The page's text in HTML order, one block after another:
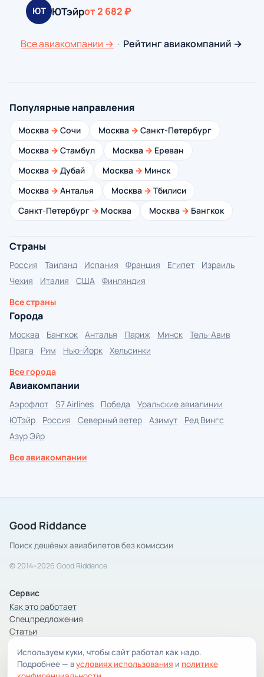
ЮТ ЮТэйрот 2 682 ₽
Все авиакомпании → · Рейтинг авиакомпаний →
Популярные направления
Москва → Сочи Москва → Санкт-Петербург
Москва → Стамбул Москва → Ереван
Москва → Дубай Москва → Минск
Москва → Анталья Москва → Тбилиси
Санкт-Петербург → Москва Москва → Бангкок
Страны
Россия Таиланд Испания Франция Египет
Израиль
Чехия
Италия США
Финляндия
Все страны
Города
Москва Бангкок Анталья Париж Минск
Тель-Авив
Прага
Рим Нью-Йорк
Хельсинки
Все города
Авиакомпании
Аэрофлот S7 Airlines Победа
Уральские авиалинии
ЮТэйр
Россия Северный ветер Азимут
Ред Вингс
Азур Эйр
Все авиакомпании
Good Riddance
Поиск дешёвых авиабилетов без комиссии
© 2014–2026 Good Riddance
Сервис
Как это работает
Спецпредложения
Статьи
Компания
Компания и контакты
Используем куки, чтобы сайт работал как надо.
Подробнее — вусловиях использования и политике